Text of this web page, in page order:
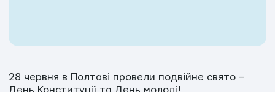
28 червня в Полтаві провели подвійне свято –
День Конституції та День молоді!